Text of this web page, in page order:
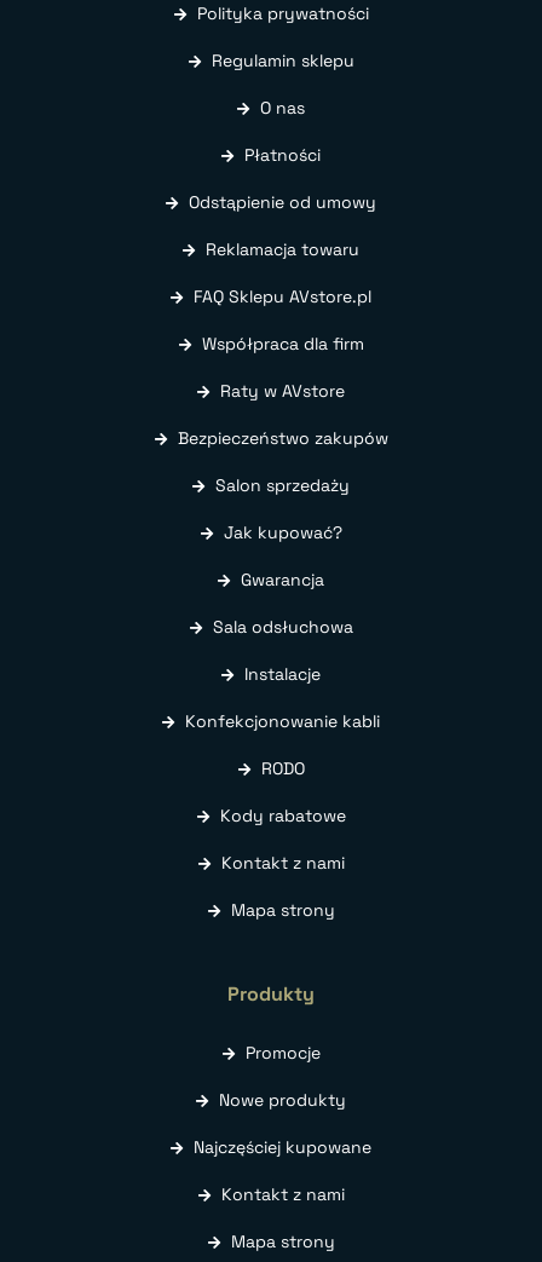
Polityka prywatności
Regulamin sklepu
O nas
Płatności
Odstąpienie od umowy
Reklamacja towaru
FAQ Sklepu AVstore.pl
Współpraca dla firm
Raty w AVstore
Bezpieczeństwo zakupów
Salon sprzedaży
Jak kupować?
Gwarancja
Sala odsłuchowa
Instalacje
Konfekcjonowanie kabli
RODO
Kody rabatowe
Kontakt z nami
Mapa strony
Produkty
Promocje
Nowe produkty
Najczęściej kupowane
Kontakt z nami
Mapa strony